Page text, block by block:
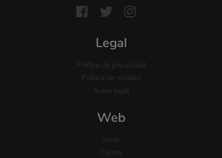
Legal
Política de privacidad
Política de cookies
Aviso legal
Web
Inicio
Cursos